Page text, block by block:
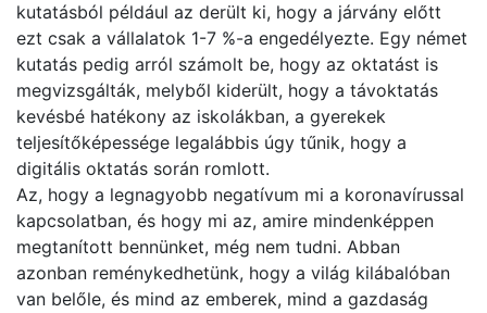
kutatásból például az derült ki, hogy a járvány előtt
ezt csak a vállalatok 1-7 %-a engedélyezte. Egy német
kutatás pedig arról számolt be, hogy az oktatást is
megvizsgálták, melyből kiderült, hogy a távoktatás
kevésbé hatékony az iskolákban, a gyerekek
teljesítőképessége legalábbis úgy tűnik, hogy a
digitális oktatás során romlott.
Az, hogy a legnagyobb negatívum mi a koronavírussal
kapcsolatban, és hogy mi az, amire mindenképpen
megtanított bennünket, még nem tudni. Abban
azonban reménykedhetünk, hogy a világ kilábalóban
van belőle, és mind az emberek, mind a gazdaság